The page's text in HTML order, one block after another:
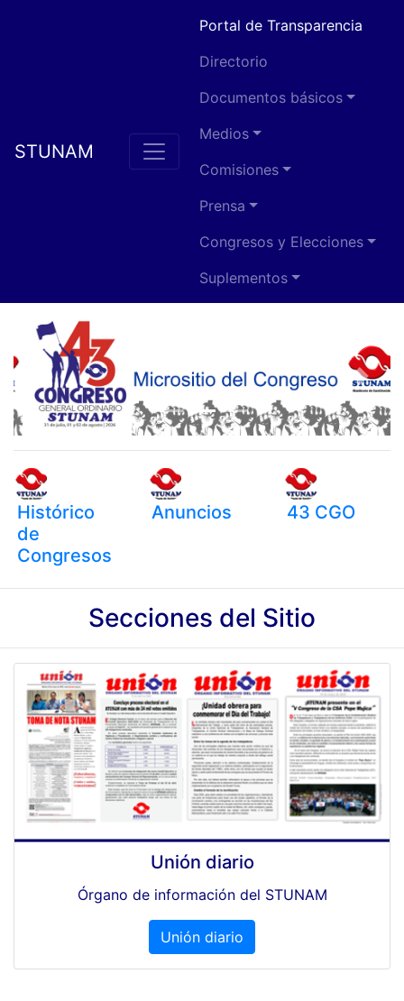
STUNAM
Portal de Transparencia
Directorio
Documentos básicos
Medios
Comisiones
Prensa
Congresos y Elecciones
Suplementos
Previous Next
Histórico
de
Congresos
Anuncios 43 CGO
Secciones del Sitio
Unión diario
Órgano de información del STUNAM
Unión diario